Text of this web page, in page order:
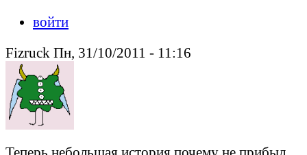
войти
Fizruck Пн, 31/10/2011 - 11:16
Теперь небольшая история почему не прибыл